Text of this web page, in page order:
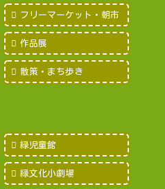
フリーマーケット・朝市
作品展
散策・まち歩き
緑児童館
緑文化小劇場